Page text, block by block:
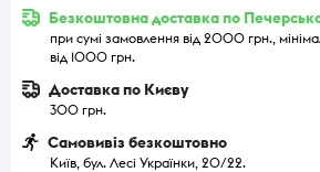
Безкоштовна доставка по
при сумі замовлення від 2000 грн.,
від 1000 грн.
Доставка по Києву
300 грн.
Самовивіз безкоштовно
Київ, бул. Лесі Українки, 20/22.